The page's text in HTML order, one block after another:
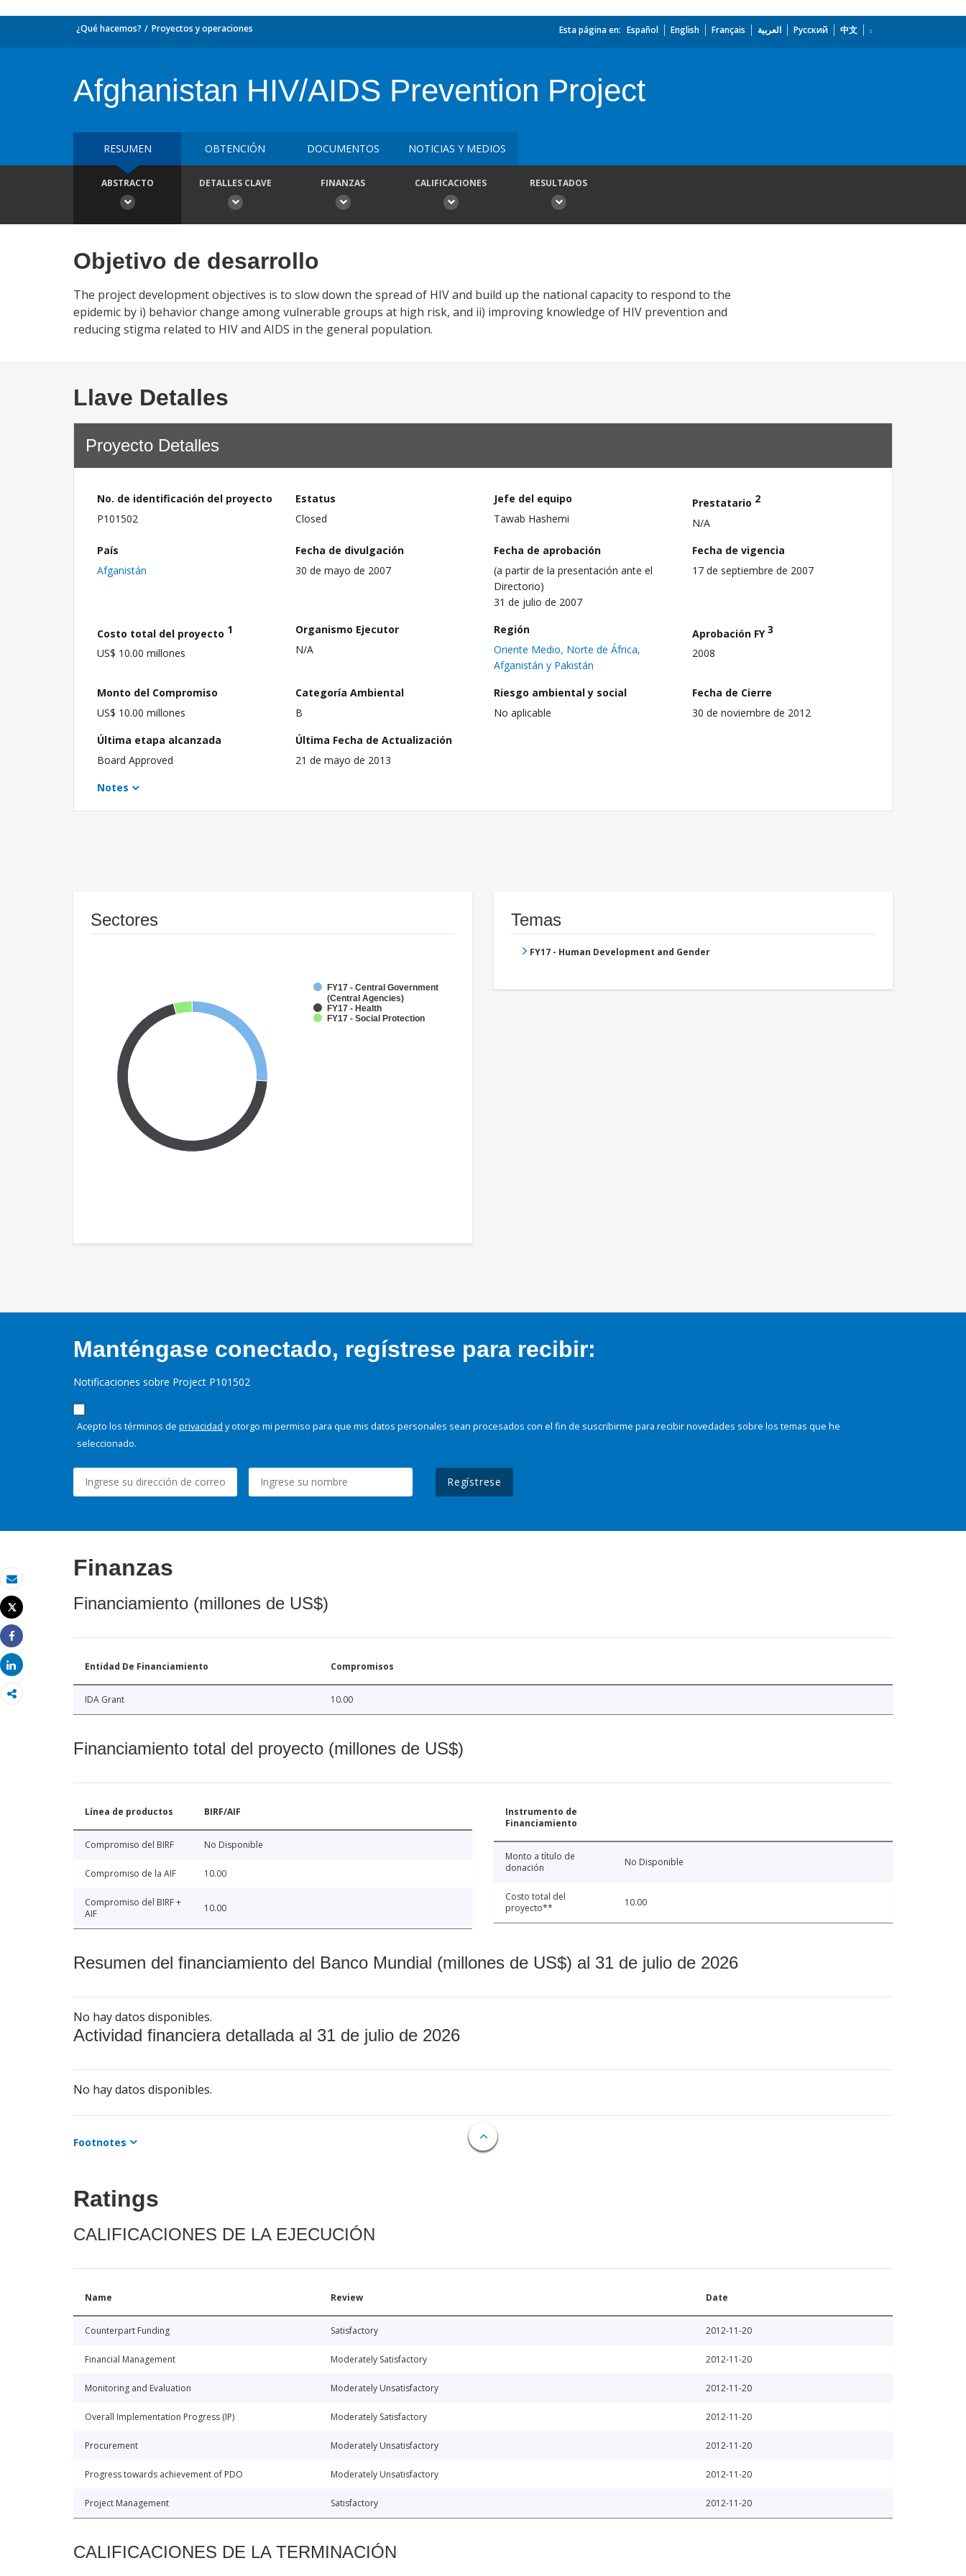
Correo electrónico
Imprimir
Tweet
Share
Share
¿Qué hacemos? Proyectos y operaciones Esta página en: Español English Français العربية Русский 中文
Afghanistan HIV/AIDS Prevention Project
RESUMEN OBTENCIÓN DOCUMENTOS NOTICIAS Y MEDIOS
ABSTRACTO DETALLES CLAVE FINANZAS CALIFICACIONES RESULTADOS
Objetivo de desarrollo
The project development objectives is to slow down the spread of HIV and build up the national capacity to respond to the
epidemic by i) behavior change among vulnerable groups at high risk, and ii) improving knowledge of HIV prevention and
reducing stigma related to HIV and AIDS in the general population.
Llave Detalles
Proyecto Detalles
No. de identificación del proyecto
P101502
Estatus
Closed
Jefe del equipo
Tawab Hashemi
Prestatario 2
N/A
País
Afganistán
Fecha de divulgación
30 de mayo de 2007
Fecha de aprobación
(a partir de la presentación ante el
Directorio)
31 de julio de 2007
Fecha de vigencia
17 de septiembre de 2007
Costo total del proyecto 1
US$ 10.00 millones
Organismo Ejecutor
N/A
Región
Oriente Medio, Norte de África,
Afganistán y Pakistán
Aprobación FY3
2008
Monto del Compromiso
US$ 10.00 millones
Categoría Ambiental
B
Riesgo ambiental y social
No aplicable
Fecha de Cierre
30 de noviembre de 2012
Última etapa alcanzada
Board Approved
Última Fecha de Actualización
21 de mayo de 2013
Notes
Sectores
FY17 - Central Government
(Central Agencies)
FY17 - Health
FY17 - Social Protection
Temas
FY17 - Human Development and Gender
Manténgase conectado, regístrese para recibir:
Notificaciones sobre Project P101502
Acepto los términos de privacidad y otorgo mi permiso para que mis datos personales sean procesados con el fin de suscribirme para recibir novedades sobre los temas que he
seleccionado.
Regístrese
Finanzas
Financiamiento (millones de US$)
Entidad De Financiamiento Compromisos
IDA Grant 10.00
Financiamiento total del proyecto (millones de US$)
Línea de productos BIRF/AIF
Compromiso del BIRF No Disponible
Compromiso de la AIF 10.00
Compromiso del BIRF +
AIF
10.00
Instrumento de
Financiamiento
Monto a título de
donación
No Disponible
Costo total del
proyecto**
10.00
Resumen del financiamiento del Banco Mundial (millones de US$) al 31 de julio de 2026
No hay datos disponibles.
Actividad financiera detallada al 31 de julio de 2026
No hay datos disponibles.
Footnotes
Ratings
CALIFICACIONES DE LA EJECUCIÓN
Name Review Date
Counterpart Funding Satisfactory 2012-11-20
Financial Management Moderately Satisfactory 2012-11-20
Monitoring and Evaluation Moderately Unsatisfactory 2012-11-20
Overall Implementation Progress (IP) Moderately Satisfactory 2012-11-20
Procurement Moderately Unsatisfactory 2012-11-20
Progress towards achievement of PDO Moderately Unsatisfactory 2012-11-20
Project Management Satisfactory 2012-11-20
CALIFICACIONES DE LA TERMINACIÓN